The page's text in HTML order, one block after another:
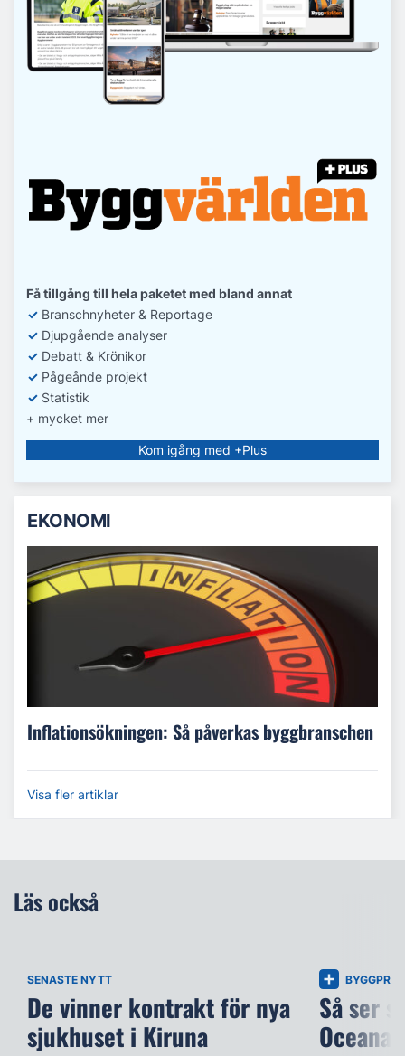
Få tillgång till hela paketet med bland annat
✓ Branschnyheter & Reportage
✓ Djupgående analyser
✓ Debatt & Krönikor
✓ Pågeånde projekt
✓ Statistik
+ mycket mer
Kom igång med +Plus
EKONOMI
Inflationsökningen: Så påverkas byggbranschen
Visa fler artiklar
Läs också
SENASTE NYTT
De vinner kontrakt för nya
sjukhuset i Kiruna
Så ser
Oceana